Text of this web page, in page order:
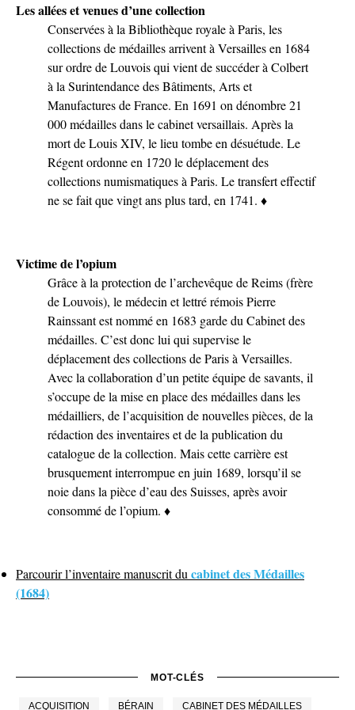
Les allées et venues d’une collection
Conservées à la Bibliothèque royale à Paris, les
collections de médailles arrivent à Versailles en 1684
sur ordre de Louvois qui vient de succéder à Colbert
à la Surintendance des Bâtiments, Arts et
Manufactures de France. En 1691 on dénombre 21
000 médailles dans le cabinet versaillais. Après la
mort de Louis XIV, le lieu tombe en désuétude. Le
Régent ordonne en 1720 le déplacement des
collections numismatiques à Paris. Le transfert effectif
ne se fait que vingt ans plus tard, en 1741. ♦
Victime de l’opium
Grâce à la protection de l’archevêque de Reims (frère
de Louvois), le médecin et lettré rémois Pierre
Rainssant est nommé en 1683 garde du Cabinet des
médailles. C’est donc lui qui supervise le
déplacement des collections de Paris à Versailles.
Avec la collaboration d’un petite équipe de savants, il
s’occupe de la mise en place des médailles dans les
médailliers, de l’acquisition de nouvelles pièces, de la
rédaction des inventaires et de la publication du
catalogue de la collection. Mais cette carrière est
brusquement interrompue en juin 1689, lorsqu’il se
noie dans la pièce d’eau des Suisses, après avoir
consommé de l’opium. ♦
Parcourir l’inventaire manuscrit ducabinet des Médailles
(1684)
MOT-CLÉS
ACQUISITION BÉRAIN CABINET DES MÉDAILLES